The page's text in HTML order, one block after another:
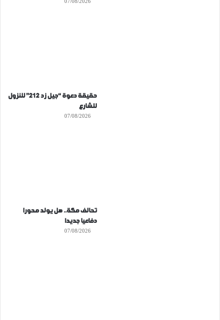
حقيقة دعوة “جيل زد 212” للنزول
للشارع
07/08/2026
تحالف مكة.. هل يولد محورا
دفاعيا جديدا
07/08/2026